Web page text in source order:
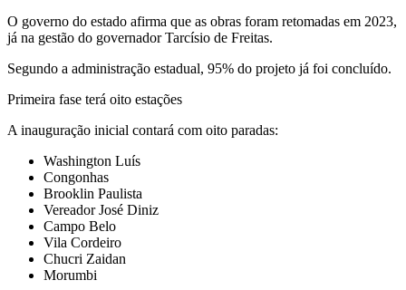
O governo do estado afirma que as obras foram retomadas em 2023,
já na gestão do governador Tarcísio de Freitas.
Segundo a administração estadual, 95% do projeto já foi concluído.
Primeira fase terá oito estações
A inauguração inicial contará com oito paradas:
Washington Luís
Congonhas
Brooklin Paulista
Vereador José Diniz
Campo Belo
Vila Cordeiro
Chucri Zaidan
Morumbi